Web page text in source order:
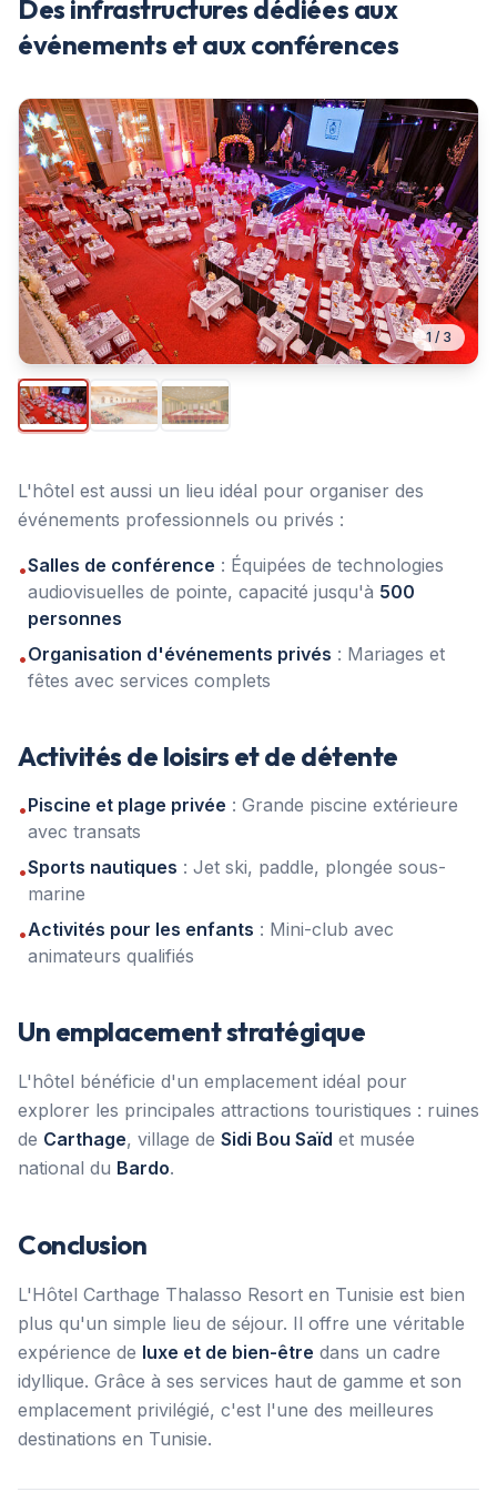
Des infrastructures dédiées aux
événements et aux conférences
1 / 3
L'hôtel est aussi un lieu idéal pour organiser des
événements professionnels ou privés :
•Salles de conférence : Équipées de technologies
audiovisuelles de pointe, capacité jusqu'à 500
personnes
•Organisation d'événements privés : Mariages et
fêtes avec services complets
Activités de loisirs et de détente
•Piscine et plage privée : Grande piscine extérieure
avec transats
•Sports nautiques : Jet ski, paddle, plongée sous-
marine
•Activités pour les enfants : Mini-club avec
animateurs qualifiés
Un emplacement stratégique
L'hôtel bénéficie d'un emplacement idéal pour
explorer les principales attractions touristiques : ruines
de Carthage, village de Sidi Bou Saïd et musée
national du Bardo.
Conclusion
L'Hôtel Carthage Thalasso Resort en Tunisie est bien
plus qu'un simple lieu de séjour. Il offre une véritable
expérience de luxe et de bien-être dans un cadre
idyllique. Grâce à ses services haut de gamme et son
emplacement privilégié, c'est l'une des meilleures
destinations en Tunisie.